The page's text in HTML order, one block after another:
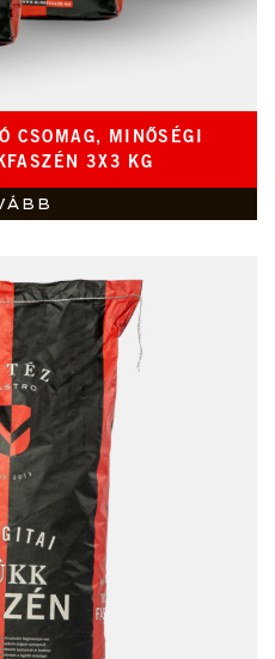
CSOMAG, MINŐSÉGI
3X3 KG